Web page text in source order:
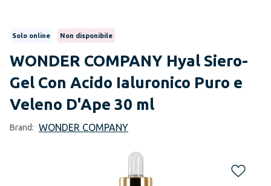
Solo online Non disponibile
WONDER COMPANY Hyal Siero-
Gel Con Acido Ialuronico Puro e
Veleno D'Ape 30 ml
Brand: WONDER COMPANY